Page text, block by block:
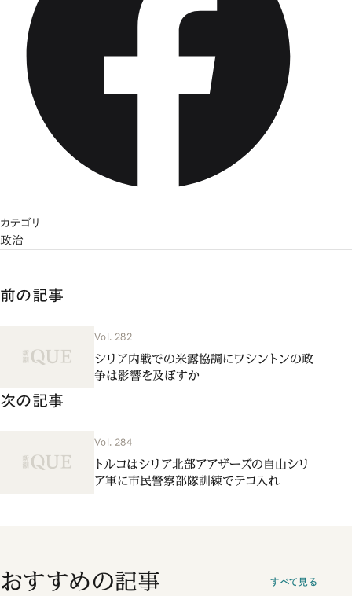
カテゴリ
政治
前の記事
Vol. 282
シリア内戦での米露協調にワシントンの政
争は影響を及ぼすか
次の記事
Vol. 284
トルコはシリア北部アアザーズの自由シリ
ア軍に市民警察部隊訓練でテコ入れ
おすすめの記事 すべて見る